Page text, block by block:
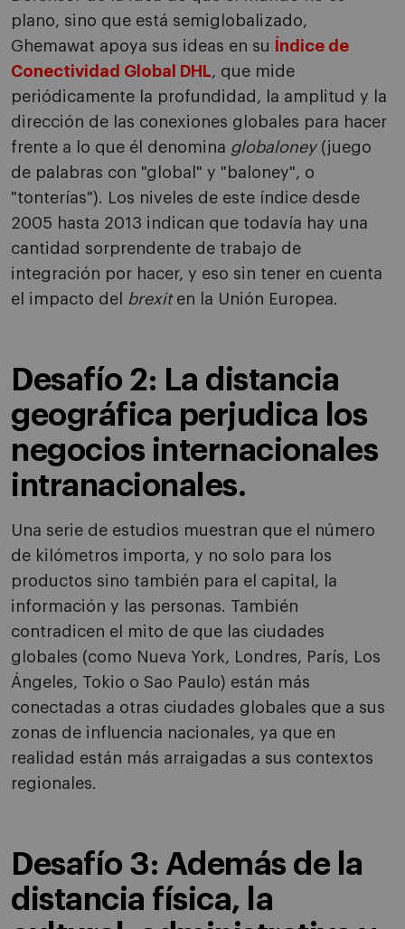
plano, sino que está semiglobalizado,
Ghemawat apoya sus ideas en su
Índice de
Conectividad Global DHL, que mide
periódicamente la profundidad, la amplitud y la
dirección de las conexiones globales para hacer
frente a lo que él denomina globaloney (juego
de palabras con "global" y "baloney", o
"tonterías"). Los niveles de este índice desde
2005 hasta 2013 indican que todavía hay una
cantidad sorprendente de trabajo de
integración por hacer, y eso sin tener en cuenta
el impacto del
brexit en la Unión Europea.
Desafío 2: La distancia
geográfica perjudica los
negocios internacionales
intranacionales.
Una serie de estudios muestran que el número
de kilómetros importa, y no solo para los
productos sino también para el capital, la
información y las personas. También
contradicen el mito de que las ciudades
globales (como Nueva York, Londres, París, Los
Ángeles, Tokio o Sao Paulo) están más
conectadas a otras ciudades globales que a sus
zonas de influencia nacionales, ya que en
realidad están más arraigadas a sus contextos
regionales.
Desafío 3: Además de la
distancia física, la